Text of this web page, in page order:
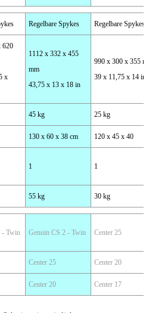
Regelbare Spykes Regelbare Spykes
620
x
1112 x 332 x 455
mm
43,75 x 13 x 18 in
990 x 300 x 355
39 x 11,75 x 14 in
45 kg 25 kg
130 x 60 x 38 cm 120 x 45 x 40
1 1
55 kg 30 kg
- Twin Genuin CS 2 - Twin Center 25
Center 25 Center 20
Center 20 Center 17